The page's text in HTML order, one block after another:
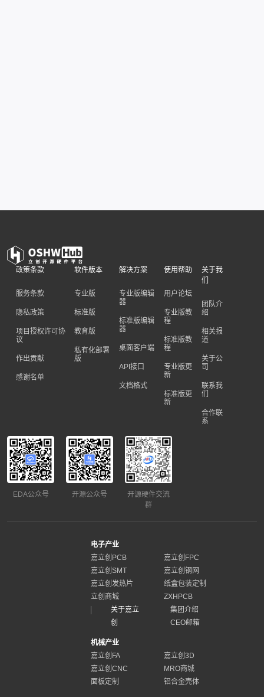
政策条款
服务条款
隐私政策
项目授权许可协
议
作出贡献
感谢名单
软件版本
专业版
标准版
教育版
私有化部署
版
解决方案
专业版编辑
器
标准版编辑
器
桌面客户端
API接口
文档格式
使用帮助
用户论坛
专业版教
程
标准版教
程
专业版更
新
标准版更
新
关于我
们
团队介
绍
相关报
道
关于公
司
联系我
们
合作联
系
EDA公众号 开源公众号
开源硬件交流
群
电子产业
嘉立创PCB
嘉立创FPC
嘉立创SMT
嘉立创钢网
嘉立创发热片
纸盒包装定制
立创商城
ZXHPCB
关于嘉立
创
集团介绍
CEO邮箱
机械产业
嘉立创FA
嘉立创3D
嘉立创CNC
MRO商城
面板定制
铝合金壳体